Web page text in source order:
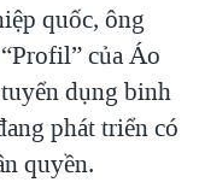
CUỘC'
quốc, ông
của Áo
dụng binh
phát triển có
quyền.